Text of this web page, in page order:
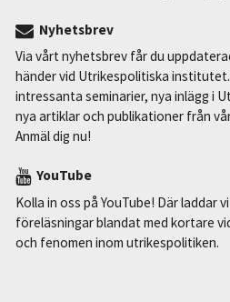
Nyhetsbrev
Via vårt nyhetsbrev får du
händer vid Utrikespolitiska
intressanta seminarier, nya inlägg i
nya artiklar och publikationer från
Anmäl dig nu!
YouTube
Kolla in oss på YouTube! Där laddar
föreläsningar blandat med kortare
och fenomen inom utrikespolitiken.